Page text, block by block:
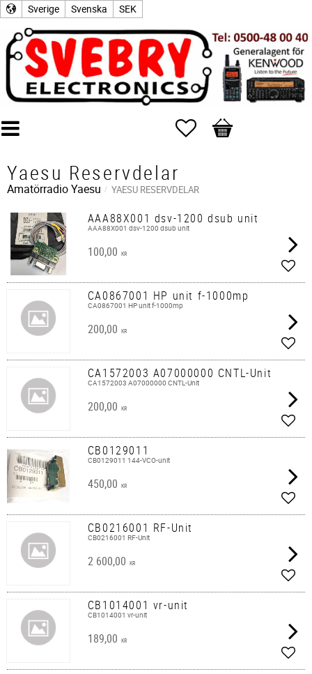
Sverige Svenska SEK
Favoriter
Kundvagn
Yaesu Reservdelar
AmatörradioYaesu YAESU RESERVDELAR
AAA88X001 dsv-1200 dsub unit
AAA88X001 dsv-1200 dsub unit
100,00 KR
CA0867001 HP unit f-1000mp
CA0867001 HP unit f-1000mp
200,00 KR
CA1572003 A07000000 CNTL-Unit
CA1572003 A07000000 CNTL-Unit
200,00 KR
CB0129011
CB0129011 144-VCO-unit
450,00 KR
CB0216001 RF-Unit
CB0216001 RF-Unit
2 600,00 KR
CB1014001 vr-unit
CB1014001 vr-unit
189,00 KR